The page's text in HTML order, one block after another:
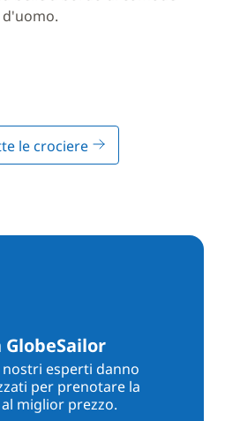
le crociere
nostri esperti danno
per prenotare la
miglior prezzo.